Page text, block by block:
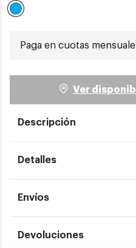
Paga en cuotas
Ver
Descripción
Detalles
Envíos
Devoluciones